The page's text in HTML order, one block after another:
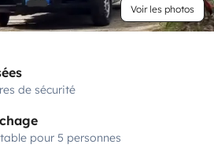
Voir les photos
de sécurité
pour 5 personnes